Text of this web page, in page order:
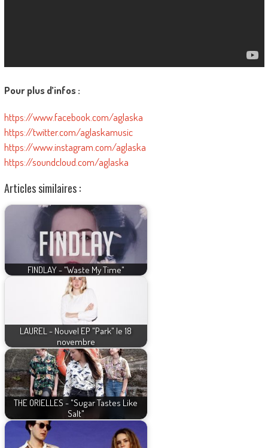
Pour plus d’infos :
https://www.facebook.com/aglaska
https://twitter.com/aglaskamusic
https://www.instagram.com/aglaska
https://soundcloud.com/aglaska
Articles similaires :
FINDLAY - "Waste My Time"
LAUREL - Nouvel EP "Park" le 18
novembre
THE ORIELLES - "Sugar Tastes Like
Salt"